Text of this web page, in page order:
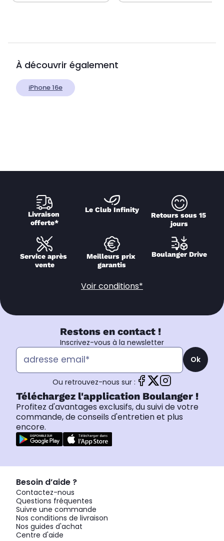
À découvrir également
iPhone 16e
Livraison
offerte*
Le Club Infinity
Retours sous 15
jours
Service après
vente
Meilleurs prix
garantis
Boulanger Drive
Voir conditions*
Restons en contact !
Inscrivez-vous à la newsletter
Ok
Ou retrouvez-nous sur :
Téléchargez l'application Boulanger !
Profitez d'avantages exclusifs, du suivi de votre
commande, de conseils d'entretien et plus
encore.
Besoin d’aide ?
Contactez-nous
Questions fréquentes
Suivre une commande
Nos conditions de livraison
Nos guides d'achat
Centre d'aide